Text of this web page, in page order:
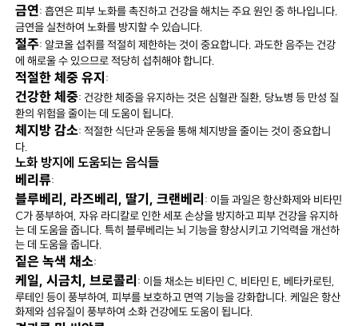
금연: 흡연은 피부 노화를 촉진하고 건강을 해치는 주요 원인 중 하나입니다.
금연을 실천하여 노화를 방지할 수 있습니다.
절주: 알코올 섭취를 적절히 제한하는 것이 중요합니다. 과도한 음주는 건강
에 해로울 수 있으므로 적당히 섭취해야 합니다.
적절한 체중 유지:
건강한 체중: 건강한 체중을 유지하는 것은 심혈관 질환, 당뇨병 등 만성 질
환의 위험을 줄이는 데 도움이 됩니다.
체지방 감소: 적절한 식단과 운동을 통해 체지방을 줄이는 것이 중요합니
다.
노화 방지에 도움되는 음식들
베리류:
블루베리, 라즈베리, 딸기, 크랜베리: 이들 과일은 항산화제와 비타민
C가 풍부하여, 자유 라디칼로 인한 세포 손상을 방지하고 피부 건강을 유지하
는 데 도움을 줍니다. 특히 블루베리는 뇌 기능을 향상시키고 기억력을 개선하
는 데 도움을 줍니다.
짙은 녹색 채소:
케일, 시금치, 브로콜리: 이들 채소는 비타민 C, 비타민 E, 베타카로틴,
루테인 등이 풍부하여, 피부를 보호하고 면역 기능을 강화합니다. 케일은 항산
화제와 섬유질이 풍부하여 소화 건강에도 도움이 됩니다.